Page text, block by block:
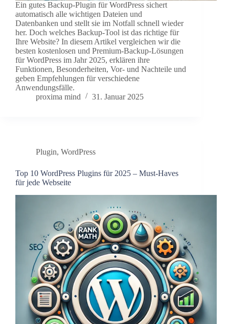
Ein gutes Backup-Plugin für WordPress sichert
automatisch alle wichtigen Dateien und
Datenbanken und stellt sie im Notfall schnell wieder
her. Doch welches Backup-Tool ist das richtige für
Ihre Website? In diesem Artikel vergleichen wir die
besten kostenlosen und Premium-Backup-Lösungen
für WordPress im Jahr 2025, erklären ihre
Funktionen, Besonderheiten, Vor- und Nachteile und
geben Empfehlungen für verschiedene
Anwendungsfälle.
proxima mind
31. Januar 2025
Plugin, WordPress
Top 10 WordPress Plugins für 2025 – Must-Haves
für jede Webseite